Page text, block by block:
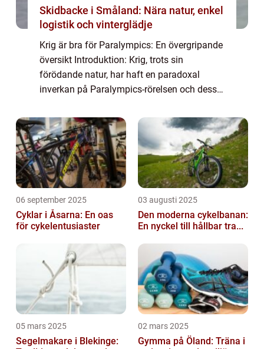
Skidbacke i Småland: Nära natur, enkel
logistik och vinterglädje
Krig är bra för Paralympics: En övergripande
översikt Introduktion: Krig, trots sin
förödande natur, har haft en paradoxal
inverkan på Paralympics-rörelsen och dess
genom både positiva och negativa
konsekvenser a...
06 september 2025
Cyklar i Åsarna: En oas
för cykelentusiaster
03 augusti 2025
Den moderna cykelbanan:
En nyckel till hållbar tra...
05 mars 2025
Segelmakare i Blekinge:
02 mars 2025
Gymma på Öland: Träna i